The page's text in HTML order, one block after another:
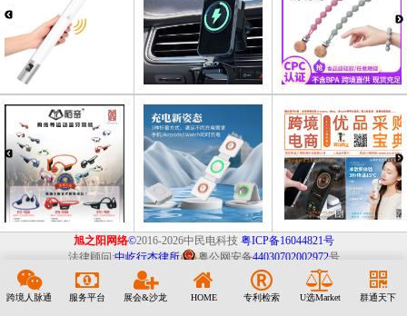
旭之阳网络©2016-2026中民电科技 粤ICP备16044821号
法律顾问:中屹行杰律所 粤公网安备44030702002972号
跨境人脉通 服务平台 展会&沙龙 HOME 专利检索 U选Market 群通天下